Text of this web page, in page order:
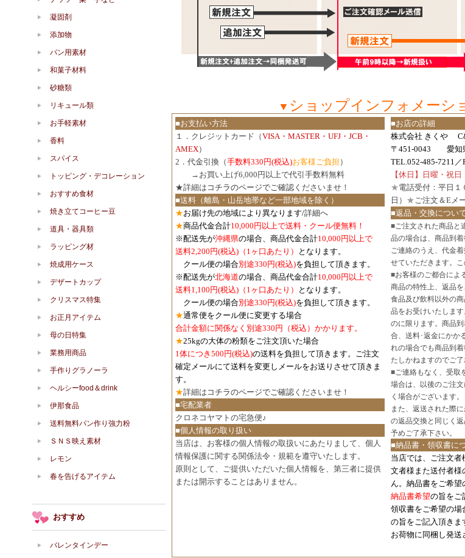
▼ ショップインフォメーシ
■お支払い方法
１．クレジットカード（VISA・MASTER・UFJ・JCB・
AMEX）
2．代金引換（手数料330円(税込)お客様ご負担 ）
→お買い上げ6,000円以上で代引手数料無料
★詳細は コチラのページでご確認 くださいませ！
■送料（離島・山岳地帯など一部地域を除く）
★お届け先の地域により異なります/詳細へ
★商品代金合計10,000円以上で送料・クール便無料！
※配送先が沖縄県の場合、商品代金合計10,000円以上で
送料2,200円(税込)（1ヶ口あたり）
となります。
クール便の場合別途330円(税込)を負担して頂きます。
※配送先が北海道の場合、商品代金合計10,000円以上で
送料1,100円(税込) （1ヶ口あたり）
となります。
クール便の場合別途330円(税込)を負担して頂きます。
★通常便をクール便に変更する場合
合計金額に関係なく別途330円（税込）かかります。
★25kgの大体の粉類をご注文頂いた場合
1体につき500円(税込)の送料を負担して頂きます。ご注文
確定メールにて送料を変更しメールをお送りさせて頂きま
す。
★詳細は コチラのページでご確認 くださいませ！
■宅配業者
クロネコヤマトの宅急便♪
■個人情報の取り扱い
当店は、お客様の個人情報の取扱いにあたりまして、個人
情報保護に関する関係法令・規範を遵守いたします。
原則として、ご提供いただいた個人情報を、第三者に提供
または開示することはありません。
■お店の詳細
株式会社 きくや
〒451-0043 愛知
TEL.052-485-7211／
【休日】日曜・祝日
★電話受付：平日
日） ★ご注文＆Eメ
■返品・交換につい
■ご注文された商品と
品の場合は、商品到
ご連絡のうえ、代金
せていただきます。
■お客様のご都合によ
商品の特性上、返品
食品及び飲料以外の
品をお受けいたしま
のに限ります。商品
合、送料･返金にかか
れの場合でも商品到
たしかねますのでご了
■ご連絡もなく、受取
場合は、以後のご注
く場合がございます。
また、返送された際
の返品交換と同じく
予めご了承下さい。
■納品書・領収書に
当店では、ご注文者
文者様また送付者様
ん。納品書をご希
納品書希望の旨をご
領収書をご希望の場
の旨をご記入頂きま
お荷物に同梱し発送
凝固剤
添加物
パン用素材
和菓子材料
砂糖類
リキュール類
お手軽素材
香料
スパイス
トッピング・デコレーション
おすすめ食材
焼き立てコーヒー豆
道具・器具類
ラッピング材
焼成用ケース
デザートカップ
クリスマス特集
お正月アイテム
母の日特集
業務用商品
手作りグラノーラ
ヘルシーfood＆drink
伊那食品
送料無料パン作り強力粉
ＳＮＳ映え素材
レモン
春を告げるアイテム
おすすめ
バレンタインデー